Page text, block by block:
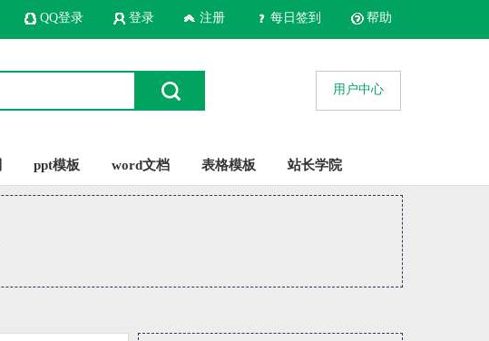
帮助
每日签到
注册
登录
QQ登录
用户中心
ppt模板 word文档 表格模板
站长学院